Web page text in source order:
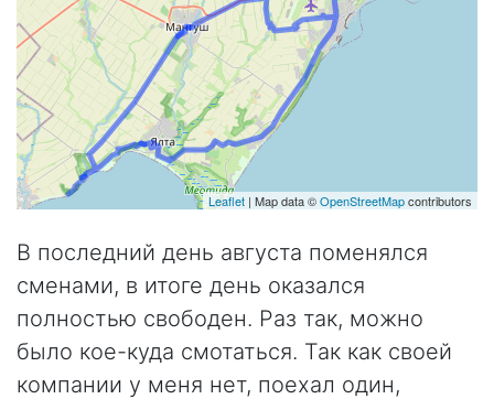
Leaflet | Map data ©OpenStreetMapcontributors
В последний день августа поменялся
сменами, в итоге день оказался
полностью свободен. Раз так, можно
было кое-куда смотаться. Так как своей
компании у меня нет, поехал один,